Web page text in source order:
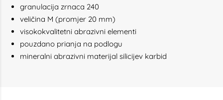
granulacija zrnaca 240
veličina M (promjer 20 mm)
visokokvalitetni abrazivni elementi
pouzdano prianja na podlogu
mineralni abrazivni materijal silicijev karbid